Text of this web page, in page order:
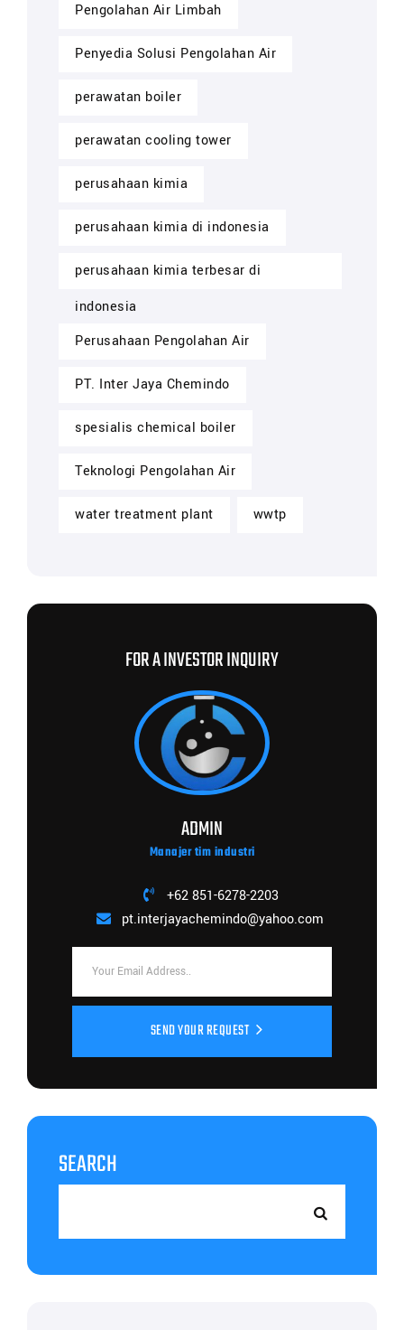
Pengolahan Air Limbah
Penyedia Solusi Pengolahan Air
perawatan boiler
perawatan cooling tower
perusahaan kimia
perusahaan kimia di indonesia
perusahaan kimia terbesar di
indonesia
Perusahaan Pengolahan Air
PT. Inter Jaya Chemindo
spesialis chemical boiler
Teknologi Pengolahan Air
water treatment plant wwtp
FOR A INVESTOR INQUIRY
ADMIN
Manajer tim industri
+62 851-6278-2203
pt.interjayachemindo@yahoo.com
SEND YOUR REQUEST
SEARCH